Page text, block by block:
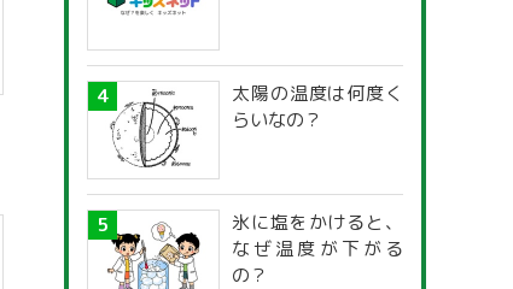
太陽の温度は何度く
らいなの？
氷に塩をかけると、
なぜ温度が下がる
の？